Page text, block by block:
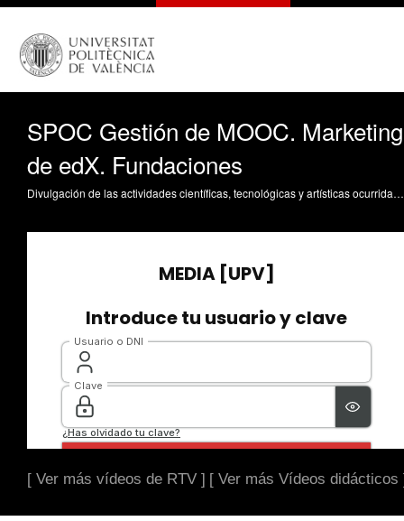
SPOC Gestión de MOOC. Marketing
de edX. Fundaciones
Divulgación de las actividades científicas, tecnológicas y artísticas ocurridas en los tres campus de la UPV
[ Ver más vídeos de RTV ] [ Ver más Vídeos didácticos